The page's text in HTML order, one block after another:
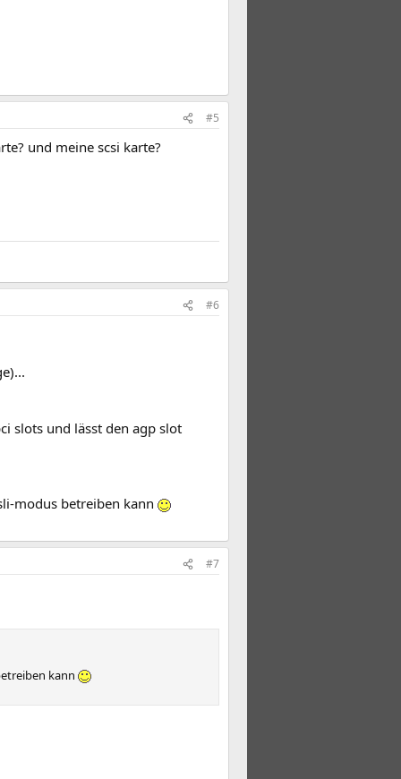
#5
und meine scsi karte?
#6
slots und lässt den agp slot
modus betreiben kann
#7
kann